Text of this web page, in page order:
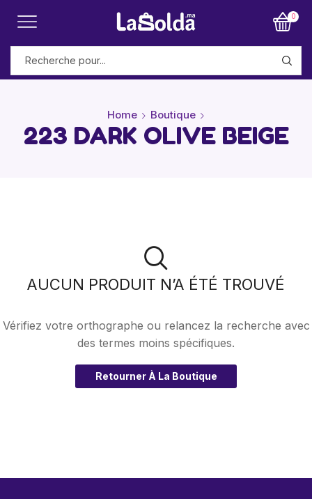
0
Home Boutique
223 DARK OLIVE BEIGE
AUCUN PRODUIT N’A ÉTÉ TROUVÉ
Vérifiez votre orthographe ou relancez la recherche avec
des termes moins spécifiques.
Retourner À La Boutique